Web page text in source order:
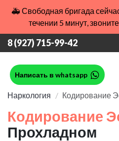
🚑 Свободная бригада
течении 5 минут,
8 (927) 715-99-42
Написать в whatsapp
Наркология Кодирование
Кодирование
Прохладном